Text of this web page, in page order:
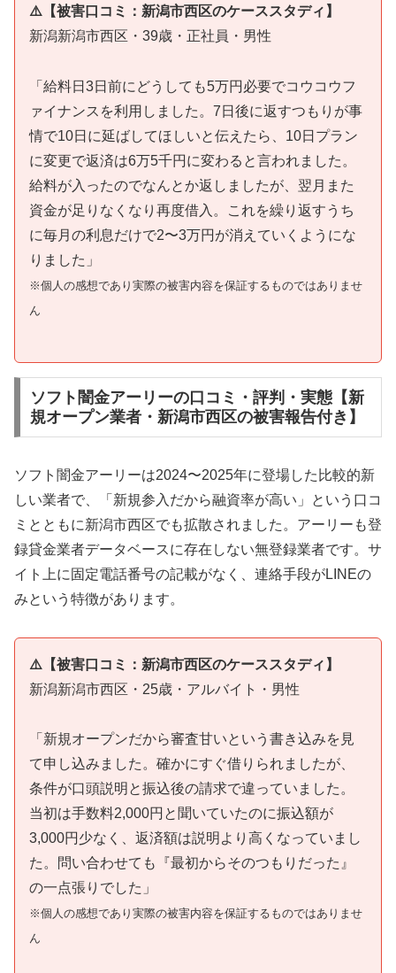
⚠️【被害口コミ：新潟市西区のケーススタディ】
新潟新潟市西区・39歳・正社員・男性
「給料日3日前にどうしても5万円必要でコウコウフ
ァイナンスを利用しました。7日後に返すつもりが事
情で10日に延ばしてほしいと伝えたら、10日プラン
に変更で返済は6万5千円に変わると言われました。
給料が入ったのでなんとか返しましたが、翌月また
資金が足りなくなり再度借入。これを繰り返すうち
に毎月の利息だけで2〜3万円が消えていくようにな
りました」
※個人の感想であり実際の被害内容を保証するものではありませ
ん
ソフト闇金アーリーの口コミ・評判・実態【新
規オープン業者・新潟市西区の被害報告付き】
ソフト闇金アーリーは2024〜2025年に登場した比較的新
しい業者で、「新規参入だから融資率が高い」という口コ
ミとともに新潟市西区でも拡散されました。アーリーも登
録貸金業者データベースに存在しない無登録業者です。サ
イト上に固定電話番号の記載がなく、連絡手段がLINEの
みという特徴があります。
⚠️【被害口コミ：新潟市西区のケーススタディ】
新潟新潟市西区・25歳・アルバイト・男性
「新規オープンだから審査甘いという書き込みを見
て申し込みました。確かにすぐ借りられましたが、
条件が口頭説明と振込後の請求で違っていました。
当初は手数料2,000円と聞いていたのに振込額が
3,000円少なく、返済額は説明より高くなっていまし
た。問い合わせても『最初からそのつもりだった』
の一点張りでした」
※個人の感想であり実際の被害内容を保証するものではありませ
ん